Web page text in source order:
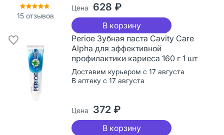
15 отзывов
Цена 628 ₽
В корзину
Perioe Зубная паста Cavity Care
Alpha для эффективной
профилактики кариеса 160 г 1 шт
Доставим курьером с 17 августа
В аптеку с 17 августа
Цена 372 ₽
В корзину